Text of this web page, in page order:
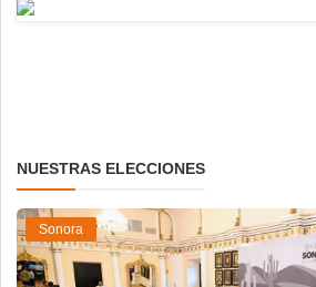
NUESTRAS ELECCIONES
Sonora